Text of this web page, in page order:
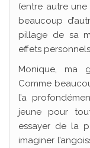
(entre autre
beaucoup
pillage de sa
effets
Monique, ma
Comme
l’a
jeune pour
essayer de la
imaginer